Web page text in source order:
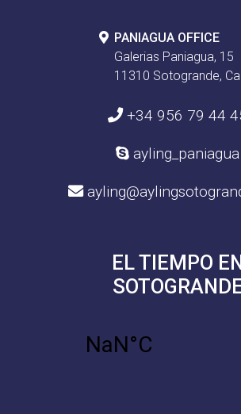
PANIAGUA OFFICE
Galerias Paniagua, 15
11310 Sotogrande,
+34 956 79 44
ayling_paniagua
EL TIEMPO